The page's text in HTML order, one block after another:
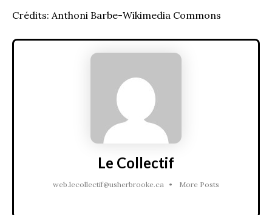
Crédits: Anthoni Barbe-Wikimedia Commons
Le Collectif
web.lecollectif@usherbrooke.ca • More Posts